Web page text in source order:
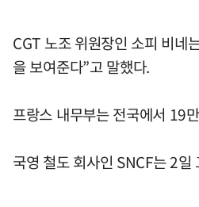
CGT 노조 위원장인 소피 비네
을 보여준다”고 말했다.
프랑스 내무부는 전국에서 19
국영 철도 회사인 SNCF는 2